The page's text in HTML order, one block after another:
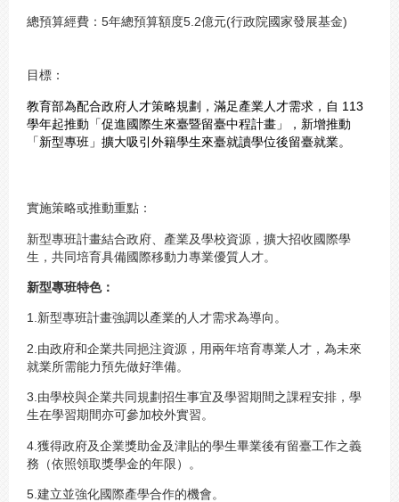
總預算經費： 5年總預算額度5.2億元(行政院國家發展基金)
目標：
教育部為配合政府人才策略規劃，滿足產業人才需求，自 113
學年起推動「促進國際生來臺暨留臺中程計畫」，新增推動
「新型專班」擴大吸引外籍學生來臺就讀學位後留臺就業。
實施策略或推動重點：
新型專班計畫結合政府、產業及學校資源，擴大招收國際學
生，共同培育具備國際移動力專業優質人才。
新型專班特色：
1.新型專班計畫強調以產業的人才需求為導向。
2.由政府和企業共同挹注資源，用兩年培育專業人才，為未來
就業所需能力預先做好準備。
3.由學校與企業共同規劃招生事宜及學習期間之課程安排，學
生在學習期間亦可參加校外實習。
4.獲得政府及企業獎助金及津貼的學生畢業後有留臺工作之義
務（依照領取獎學金的年限）。
5.建立並強化國際產學合作的機會。